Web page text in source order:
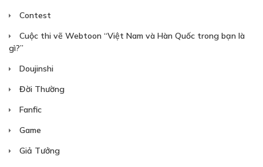
Contest
Cuộc thi vẽ Webtoon “Việt Nam và Hàn Quốc trong bạn là
gì?”
Doujinshi
Đời Thường
Fanfic
Game
Giả Tưởng